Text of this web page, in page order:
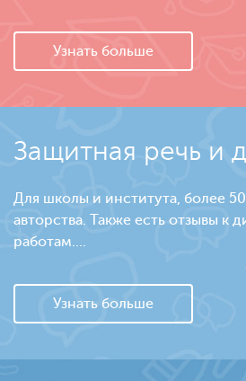
Узнать больше
Защитная речь и
Для школы и института, более
авторства. Также есть отзывы к
работам....
Узнать больше